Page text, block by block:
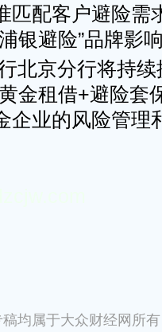
匹配客户避险需
银避险”品牌影
北京分行将持
金租借+避险套
企业的风险管理
均属于大众财经网所